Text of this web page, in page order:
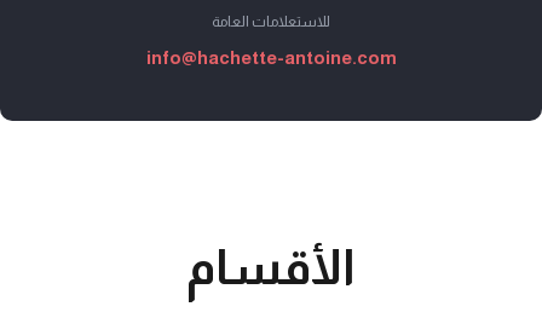
للاستعلامات العامة
info@hachette-antoine.com
الأقسام